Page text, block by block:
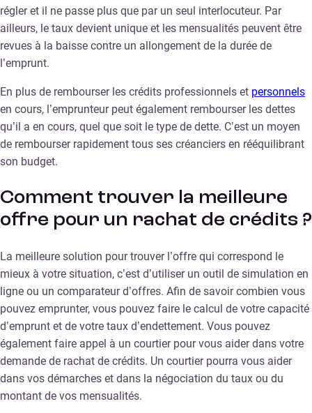
régler et il ne passe plus que par un seul interlocuteur. Par
ailleurs, le taux devient unique et les mensualités peuvent être
revues à la baisse contre un allongement de la durée de
l’emprunt.
En plus de rembourser les crédits professionnels et personnels
en cours, l’emprunteur peut également rembourser les dettes
qu’il a en cours, quel que soit le type de dette. C’est un moyen
de rembourser rapidement tous ses créanciers en rééquilibrant
son budget.
Comment trouver la meilleure
offre pour un rachat de crédits ?
La meilleure solution pour trouver l’offre qui correspond le
mieux à votre situation, c’est d’utiliser un outil de simulation en
ligne ou un comparateur d’offres. Afin de savoir combien vous
pouvez emprunter, vous pouvez faire le calcul de votre capacité
d’emprunt et de votre taux d’endettement. Vous pouvez
également faire appel à un courtier pour vous aider dans votre
demande de rachat de crédits. Un courtier pourra vous aider
dans vos démarches et dans la négociation du taux ou du
montant de vos mensualités.